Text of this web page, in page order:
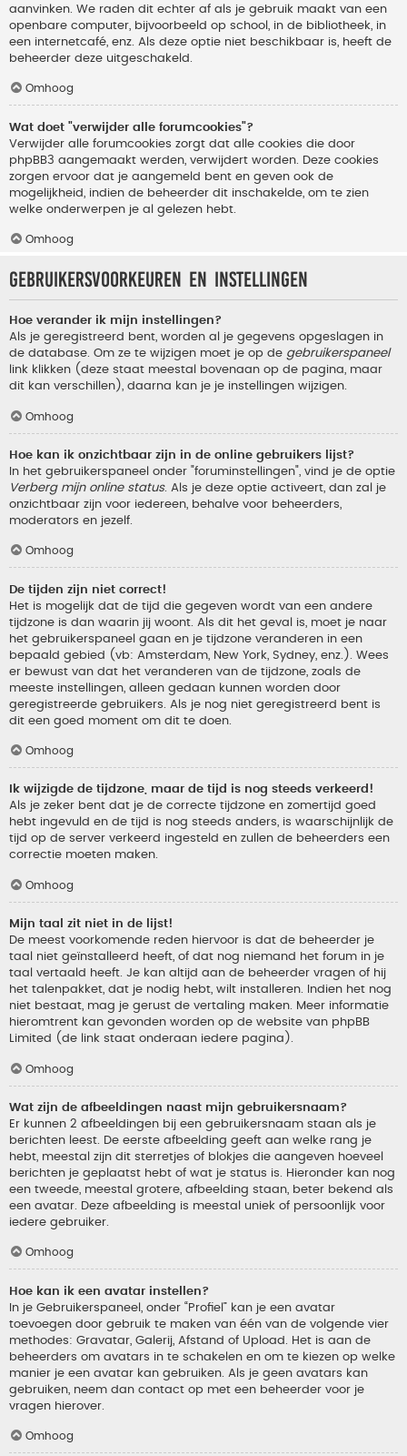
aanvinken. We raden dit echter af als je gebruik maakt van een
openbare computer, bijvoorbeeld op school, in de bibliotheek, in
een internetcafé, enz. Als deze optie niet beschikbaar is, heeft de
beheerder deze uitgeschakeld.
Omhoog
Wat doet "verwijder alle forumcookies"?
Verwijder alle forumcookies zorgt dat alle cookies die door
phpBB3 aangemaakt werden, verwijdert worden. Deze cookies
zorgen ervoor dat je aangemeld bent en geven ook de
mogelijkheid, indien de beheerder dit inschakelde, om te zien
welke onderwerpen je al gelezen hebt.
Omhoog
Gebruikersvoorkeuren en instellingen
Hoe verander ik mijn instellingen?
Als je geregistreerd bent, worden al je gegevens opgeslagen in
de database. Om ze te wijzigen moet je op de gebruikerspaneel
link klikken (deze staat meestal bovenaan op de pagina, maar
dit kan verschillen), daarna kan je je instellingen wijzigen.
Omhoog
Hoe kan ik onzichtbaar zijn in de online gebruikers lijst?
In het gebruikerspaneel onder "foruminstellingen", vind je de optie
Verberg mijn online status. Als je deze optie activeert, dan zal je
onzichtbaar zijn voor iedereen, behalve voor beheerders,
moderators en jezelf.
Omhoog
De tijden zijn niet correct!
Het is mogelijk dat de tijd die gegeven wordt van een andere
tijdzone is dan waarin jij woont. Als dit het geval is, moet je naar
het gebruikerspaneel gaan en je tijdzone veranderen in een
bepaald gebied (vb: Amsterdam, New York, Sydney, enz.). Wees
er bewust van dat het veranderen van de tijdzone, zoals de
meeste instellingen, alleen gedaan kunnen worden door
geregistreerde gebruikers. Als je nog niet geregistreerd bent is
dit een goed moment om dit te doen.
Omhoog
Ik wijzigde de tijdzone, maar de tijd is nog steeds verkeerd!
Als je zeker bent dat je de correcte tijdzone en zomertijd goed
hebt ingevuld en de tijd is nog steeds anders, is waarschijnlijk de
tijd op de server verkeerd ingesteld en zullen de beheerders een
correctie moeten maken.
Omhoog
Mijn taal zit niet in de lijst!
De meest voorkomende reden hiervoor is dat de beheerder je
taal niet geïnstalleerd heeft, of dat nog niemand het forum in je
taal vertaald heeft. Je kan altijd aan de beheerder vragen of hij
het talenpakket, dat je nodig hebt, wilt installeren. Indien het nog
niet bestaat, mag je gerust de vertaling maken. Meer informatie
hieromtrent kan gevonden worden op de website van phpBB
Limited (de link staat onderaan iedere pagina).
Omhoog
Wat zijn de afbeeldingen naast mijn gebruikersnaam?
Er kunnen 2 afbeeldingen bij een gebruikersnaam staan als je
berichten leest. De eerste afbeelding geeft aan welke rang je
hebt, meestal zijn dit sterretjes of blokjes die aangeven hoeveel
berichten je geplaatst hebt of wat je status is. Hieronder kan nog
een tweede, meestal grotere, afbeelding staan, beter bekend als
een avatar. Deze afbeelding is meestal uniek of persoonlijk voor
iedere gebruiker.
Omhoog
Hoe kan ik een avatar instellen?
In je Gebruikerspaneel, onder “Profiel” kan je een avatar
toevoegen door gebruik te maken van één van de volgende vier
methodes: Gravatar, Galerij, Afstand of Upload. Het is aan de
beheerders om avatars in te schakelen en om te kiezen op welke
manier je een avatar kan gebruiken. Als je geen avatars kan
gebruiken, neem dan contact op met een beheerder voor je
vragen hierover.
Omhoog